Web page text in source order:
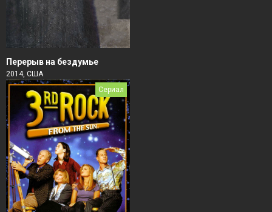
Перерыв на бездумье
2014, США
Сериал